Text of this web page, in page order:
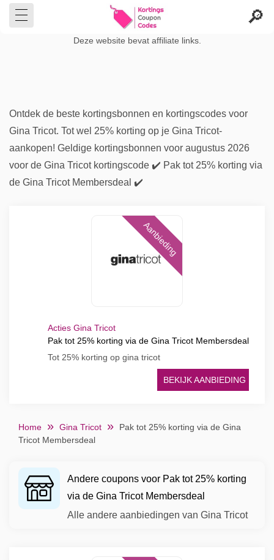
Deze website bevat affiliate links.
Ontdek de beste kortingsbonnen en kortingscodes voor
Gina Tricot. Tot wel 25% korting op je Gina Tricot-
aankopen! Geldige kortingsbonnen voor augustus 2026
voor de Gina Tricot kortingscode ✔️ Pak tot 25% korting via
de Gina Tricot Membersdeal ✔️
Aanbieding
Acties Gina Tricot
Pak tot 25% korting via de Gina Tricot Membersdeal
Tot 25% korting op gina tricot
BEKIJK AANBIEDING
Home Gina Tricot
Pak tot 25% korting via de Gina
Tricot Membersdeal
Andere coupons voor Pak tot 25% korting
via de Gina Tricot Membersdeal
Alle andere aanbiedingen van Gina Tricot